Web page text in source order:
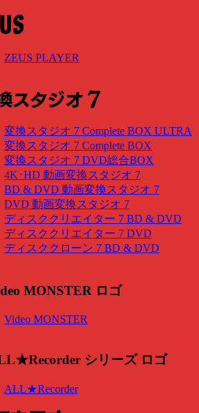
ZEUS PLAYER
変換スタジオ 7 Complete BOX ULTRA
変換スタジオ 7 Complete BOX
変換スタジオ 7 DVD総合BOX
4K･HD 動画変換スタジオ 7
BD & DVD 動画変換スタジオ 7
DVD 動画変換スタジオ 7
ディスククリエイター 7 BD & DVD
ディスククリエイター 7 DVD
ディスククローン 7 BD & DVD
Video MONSTER
ALL★Recorder